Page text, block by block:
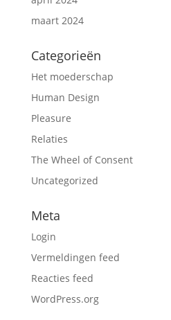
maart 2024
Categorieën
Het moederschap
Human Design
Pleasure
Relaties
The Wheel of Consent
Uncategorized
Meta
Login
Vermeldingen feed
Reacties feed
WordPress.org